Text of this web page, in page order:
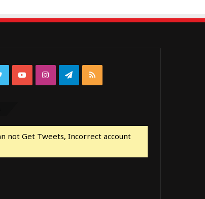
TwitterYouTubeInstagramTelegram
RSS
not Get Tweets, Incorrect account